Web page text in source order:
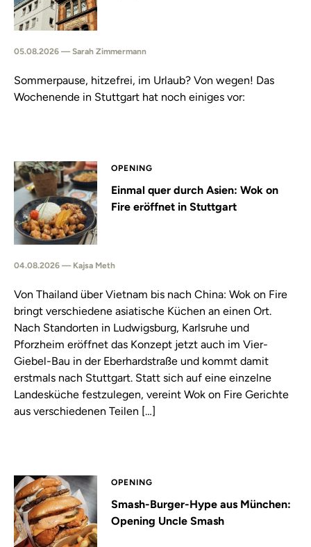
05.08.2026 — Sarah Zimmermann
Sommerpause, hitzefrei, im Urlaub? Von wegen! Das
Wochenende in Stuttgart hat noch einiges vor:
OPENING
Einmal quer durch Asien: Wok on
Fire eröffnet in Stuttgart
04.08.2026 — Kajsa Meth
Von Thailand über Vietnam bis nach China: Wok on Fire
bringt verschiedene asiatische Küchen an einen Ort.
Nach Standorten in Ludwigsburg, Karlsruhe und
Pforzheim eröffnet das Konzept jetzt auch im Vier-
Giebel-Bau in der Eberhardstraße und kommt damit
erstmals nach Stuttgart. Statt sich auf eine einzelne
Landesküche festzulegen, vereint Wok on Fire Gerichte
aus verschiedenen Teilen […]
OPENING
Smash-Burger-Hype aus München:
Opening Uncle Smash